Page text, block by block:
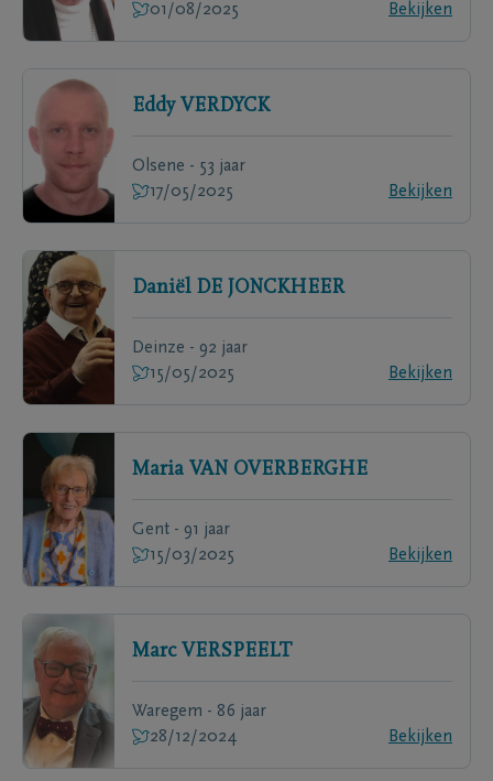
01/08/2025
Bekijken
Eddy VERDYCK
Olsene - 53 jaar
17/05/2025
Bekijken
Daniël DE JONCKHEER
Deinze - 92 jaar
15/05/2025
Bekijken
Maria VAN OVERBERGHE
Gent - 91 jaar
15/03/2025
Bekijken
Marc VERSPEELT
Waregem - 86 jaar
28/12/2024
Bekijken